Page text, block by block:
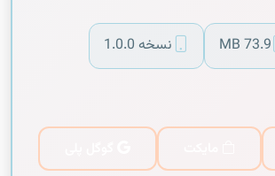
73.9 MB نسخه 1.0.0